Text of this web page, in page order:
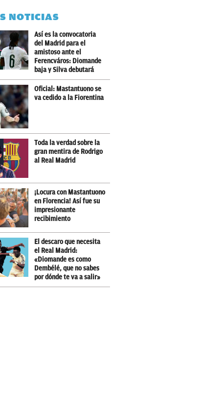
NOTICIAS
Así es la convocatoria
del Madrid para el
amistoso ante el
Ferencváros: Diomande
baja y Silva debutará
Oficial: Mastantuono se
va cedido a la Fiorentina
Toda la verdad sobre la
gran mentira de Rodrigo
al Real Madrid
¡Locura con Mastantuono
en Florencia! Así fue su
impresionante
recibimiento
El descaro que necesita
el Real Madrid:
«Diomande es como
Dembélé, que no sabes
por dónde te va a salir»